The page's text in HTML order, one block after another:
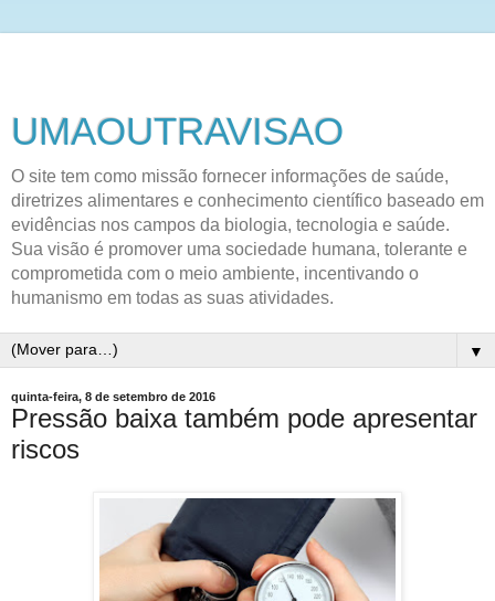
UMAOUTRAVISAO
O site tem como missão fornecer informações de saúde,
diretrizes alimentares e conhecimento científico baseado em
evidências nos campos da biologia, tecnologia e saúde.
Sua visão é promover uma sociedade humana, tolerante e
comprometida com o meio ambiente, incentivando o
humanismo em todas as suas atividades.
▼
quinta-feira, 8 de setembro de 2016
Pressão baixa também pode apresentar
riscos